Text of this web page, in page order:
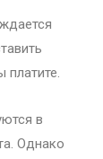
платите.
в
Однако